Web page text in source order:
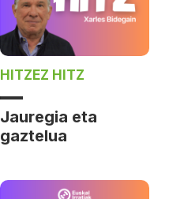
HITZEZ HITZ
Jauregia eta
gaztelua